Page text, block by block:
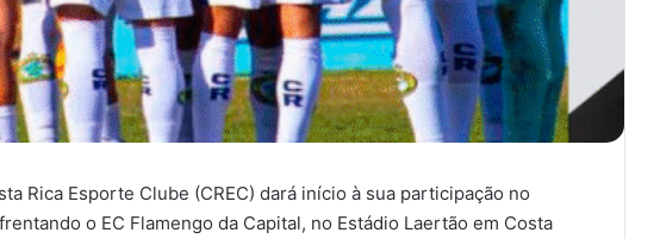
Rica Esporte Clube (CREC) dará início à sua participação no
o EC Flamengo da Capital, no Estádio Laertão em Costa